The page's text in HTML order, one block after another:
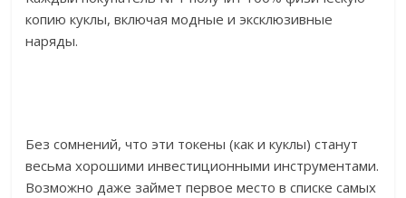
копию куклы, включая модные и эксклюзивные
наряды.
Без сомнений, что эти токены (как и куклы) станут
весьма хорошими инвестиционными инструментами.
Возможно даже займет первое место в списке самых